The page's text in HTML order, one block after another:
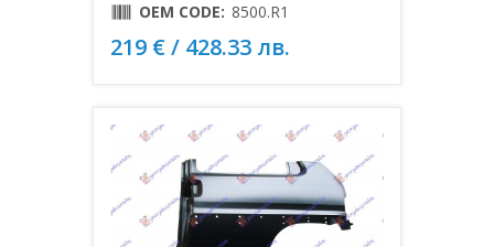
OEM CODE: 8500.R1
219 € / 428.33 лв.